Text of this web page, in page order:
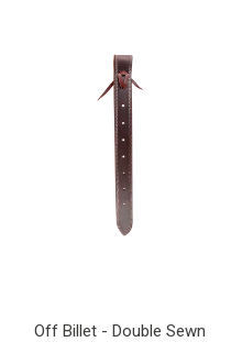
Off Billet - Double Sewn